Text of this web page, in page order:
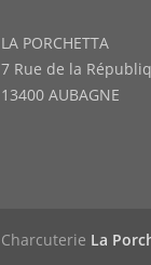
LA PORCHETTA
7 Rue de la
13400 AUBAGNE
Charcuterie La